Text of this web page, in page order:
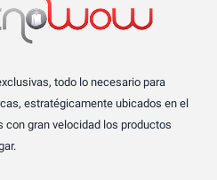
todo lo necesario para
estratégicamente ubicados en el
con gran velocidad los productos